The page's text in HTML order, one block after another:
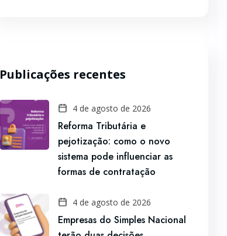
Publicações recentes
4 de agosto de 2026
Reforma Tributária e
pejotização: como o novo
sistema pode influenciar as
formas de contratação
4 de agosto de 2026
Empresas do Simples Nacional